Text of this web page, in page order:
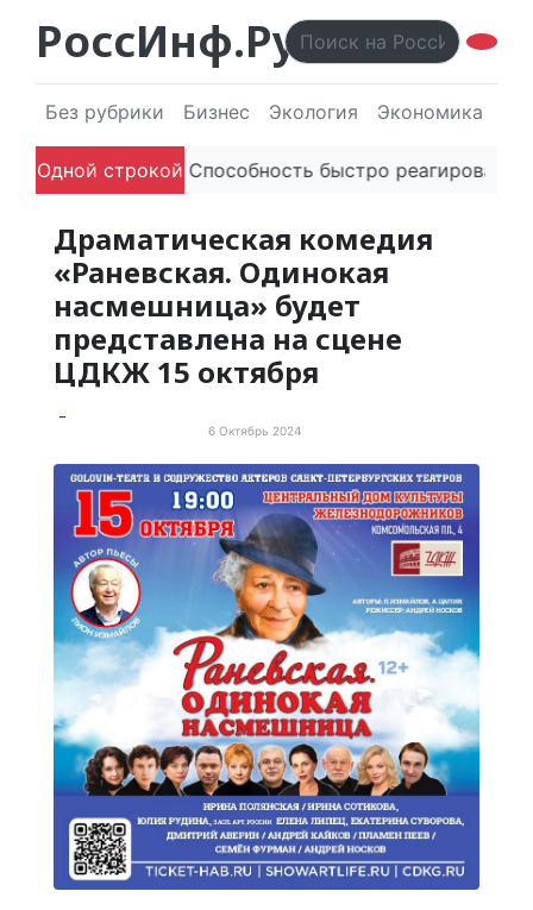
РоссИнф.Ру
Без рубрики Бизнес Экология Экономика
Одной строкой
в речи Способность быстро реагировать
Драматическая комедия
«Раневская. Одинокая
насмешница» будет
представлена на сцене
ЦДКЖ 15 октября
6 Октябрь 2024